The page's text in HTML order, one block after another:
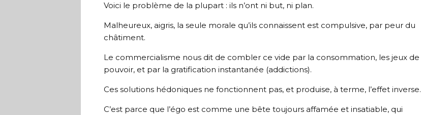
Voici le problème de la plupart : ils n’ont ni but, ni plan.
Malheureux, aigris, la seule morale qu’ils connaissent est compulsive, par peur du
châtiment.
Le commercialisme nous dit de combler ce vide par la consommation, les jeux de
pouvoir, et par la gratification instantanée (addictions).
Ces solutions hédoniques ne fonctionnent pas, et produise, à terme, l’effet inverse.
C’est parce que l’égo est comme une bête toujours affamée et insatiable, qui